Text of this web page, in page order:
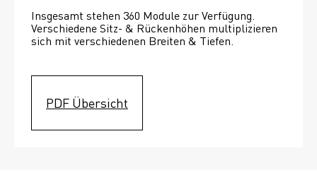
Insgesamt stehen 360 Module zur Verfügung.
Verschiedene Sitz- & Rückenhöhen multiplizieren
sich mit verschiedenen Breiten & Tiefen.
PDF Übersicht